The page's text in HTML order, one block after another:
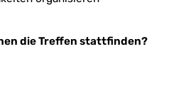
die Treffen stattfinden?